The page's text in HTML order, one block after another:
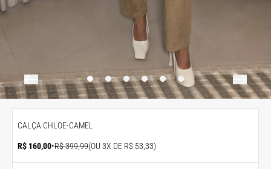
CALÇA CHLOE-CAMEL
R$ 160,00•R$ 399,99(OU 3X DE R$ 53,33)